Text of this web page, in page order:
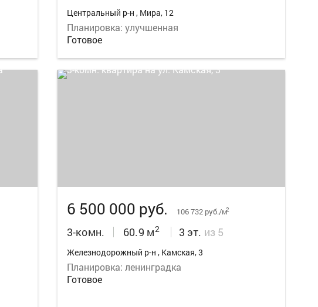
Центральный р-н , Мира, 12
Планировка: улучшенная
Готовое
6 500 000 руб. 106 732 руб./м2
3-комн. 60.9 м2 3 эт. из 5
Железнодорожный р-н , Камская, 3
Планировка: ленинградка
Готовое